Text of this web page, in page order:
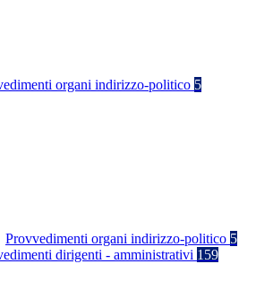
organi indirizzo-politico 5
Provvedimenti organi indirizzo-politico 5
dirigenti - amministrativi 159